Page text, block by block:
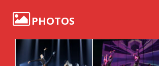
PHOTOS